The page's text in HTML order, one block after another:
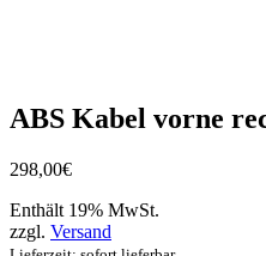
ABS Kabel vorne
298,00€
Enthält 19% MwSt.
zzgl. Versand